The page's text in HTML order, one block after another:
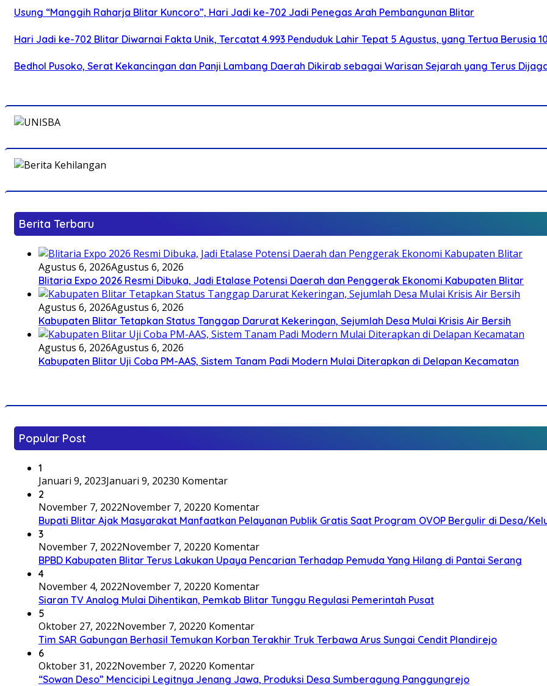
Usung “Manggih Raharja Blitar Kuncoro”, Hari Jadi ke-702 Jadi Penegas Arah Pembangunan Blitar
Hari Jadi ke-702 Blitar Diwarnai Fakta Unik, Tercatat 4.993 Penduduk Lahir Tepat 5 Agustus, yang Tertua Berusia
Bedhol Pusoko, Serat Kekancingan dan Panji Lambang Daerah Dikirab sebagai Warisan Sejarah yang Terus
Berita Terbaru
Agustus 6, 2026Agustus 6, 2026
Blitaria Expo 2026 Resmi Dibuka, Jadi Etalase Potensi Daerah dan Penggerak Ekonomi Kabupaten Blitar
Agustus 6, 2026Agustus 6, 2026
Kabupaten Blitar Tetapkan Status Tanggap Darurat Kekeringan, Sejumlah Desa Mulai Krisis Air Bersih
Agustus 6, 2026Agustus 6, 2026
Kabupaten Blitar Uji Coba PM-AAS, Sistem Tanam Padi Modern Mulai Diterapkan di Delapan Kecamatan
Popular Post
1
Januari 9, 2023Januari 9, 20230 Komentar
2
November 7, 2022November 7, 20220 Komentar
Bupati Blitar Ajak Masyarakat Manfaatkan Pelayanan Publik Gratis Saat Program OVOP Bergulir di Desa/
3
November 7, 2022November 7, 20220 Komentar
BPBD Kabupaten Blitar Terus Lakukan Upaya Pencarian Terhadap Pemuda Yang Hilang di Pantai Serang
4
November 4, 2022November 7, 20220 Komentar
Siaran TV Analog Mulai Dihentikan, Pemkab Blitar Tunggu Regulasi Pemerintah Pusat
5
Oktober 27, 2022November 7, 20220 Komentar
Tim SAR Gabungan Berhasil Temukan Korban Terakhir Truk Terbawa Arus Sungai Cendit Plandirejo
6
Oktober 31, 2022November 7, 20220 Komentar
“Sowan Deso” Mencicipi Legitnya Jenang Jawa, Produksi Desa Sumberagung Panggungrejo